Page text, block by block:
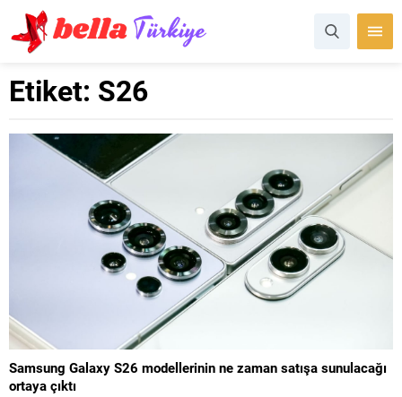
Etiket: S26
Samsung Galaxy S26 modellerinin ne zaman satışa sunulacağı
ortaya çıktı